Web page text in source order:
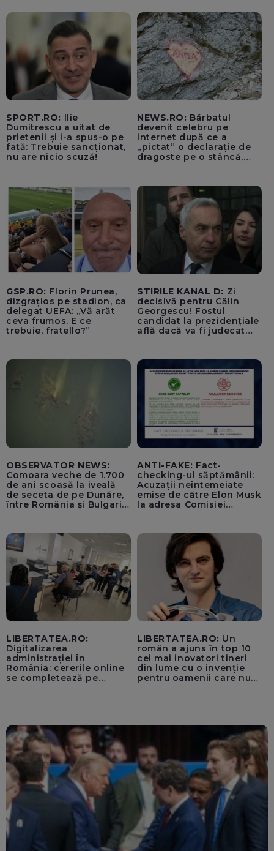
SPORT.RO: Ilie
Dumitrescu a uitat de
prietenii și i-a spus-o pe
față: Trebuie sancționat,
nu are nicio scuză!
NEWS.RO: Bărbatul
devenit celebru pe
internet după ce a
„pictat” o declarație de
dragoste pe o stâncă,
acasă!”, a fost
identificat/ El are 55 de
ani și este din București
GSP.RO: Florin Prunea,
dizgrațios pe stadion, ca
delegat UEFA: „Vă arăt
ceva frumos. E ce
trebuie, fratello?”
STIRILE KANAL D: Zi
decisivă pentru Călin
Georgescu! Fostul
candidat la prezidențiale
află dacă va fi judecat
OBSERVATOR NEWS:
Comoara veche de 1.700
de ani scoasă la iveală
de seceta de pe Dunăre,
între România și Bulgaria.
ANTI-FAKE: Fact-
checking-ul săptămânii:
Acuzații neîntemeiate
emise de către Elon Musk
la adresa Comisiei
pentru instaurarea
„cenzurii” pe platforma X
LIBERTATEA.RO:
Digitalizarea
administrației în
România: cererile online
se completează pe
LIBERTATEA.RO: Un
român a ajuns în top 10
cei mai inovatori tineri
din lume cu o invenție
pentru oamenii care nu